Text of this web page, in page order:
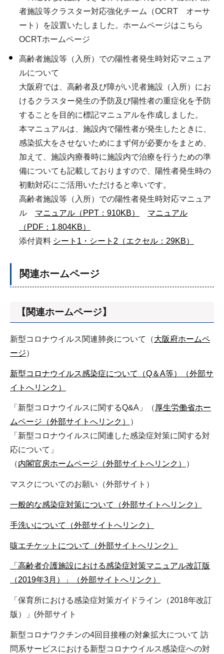
者施設等クラスター対応強化チーム（OCRT オーサ
ート）を設置いたしました。ホームページはこちら
OCRTホームページ
高齢者施設等（入所）での陽性者発生時対応マニュア
ルについて
大阪府では、高齢者及び障がい児者施設（入所）にお
けるクラスター発生の予防及び陽性者の重症化を予防
することを目的に標記マニュアルを作成しました。
本マニュアルは、施設内で陽性者が発生したときに、
感染拡大をさせないためにまず何が必要かをまとめ、
加えて、施設内療養時に施設内で治療を行うための準
備についても記載しておりますので、陽性者発生時の
初動対応にご活用いただけると幸いです。
高齢者施設等（入所）での陽性者発生時対応マニュア
ル マニュアル（PPT：910KB）
マニュアル
（PDF：1,804KB）
添付資料 シート1・シート2（エクセル：29KB）
関連ホームページ
【関連ホームページ】
新型コロナウイルス関連肺炎について（大阪府ホームペ
ージ）
新型コロナウイルス感染症について（Q＆A等）（外部サ
イトへリンク）
「新型コロナウイルスに関するQ&A」（厚生労働省ホー
ムページ（外部サイトへリンク）
）
「新型コロナウイルスに関連した感染症対策に関する対
応について」
（内閣官房ホームページ（外部サイトへリンク） ）
マスクについてのお願い（外部サイト）
一般的な感染症対策について（外部サイトへリンク）
手洗いについて（外部サイトへリンク）
咳エチケットについて（外部サイトへリンク）
「高齢者介護施設における感染症対策マニュアル改訂版
（2019年3月）」（外部サイトへリンク）
「保育所における感染症対策ガイドライン（2018年改訂
版）」(外部サイト
新型コロナワクチンの4回目接種の対象拡大について 訪
問系サービスにおける新型コロナウイルス感染症への対